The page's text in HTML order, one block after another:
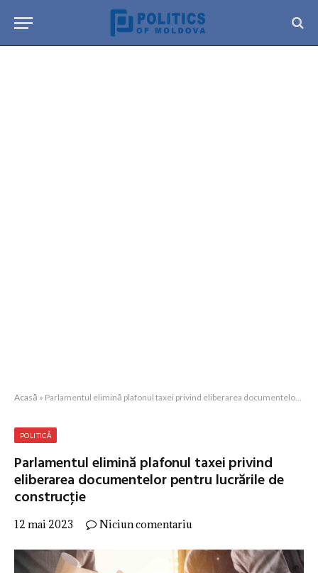
Acasă » Parlamentul elimină plafonul taxei privind eliberarea documentelor pentru lucrările de construcţie
POLITICĂ
Parlamentul elimină plafonul taxei privind
eliberarea documentelor pentru lucrările de
construcţie
12 mai 2023 Niciun comentariu